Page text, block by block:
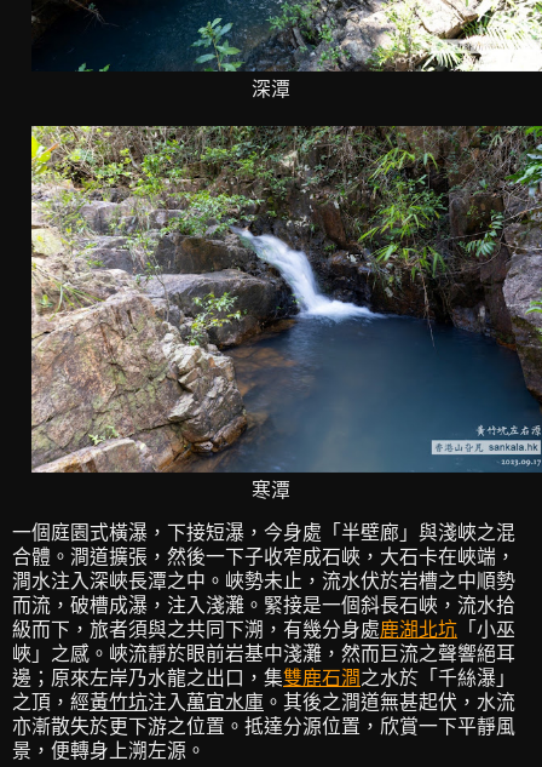
深潭
寒潭
一個庭園式橫瀑，下接短瀑，今身處「半壁廊」與淺峽之混
合體。澗道擴張，然後一下子收窄成石峽，大石卡在峽端，
澗水注入深峽長潭之中。峽勢未止，流水伏於岩槽之中順勢
而流，破槽成瀑，注入淺灘。緊接是一個斜長石峽，流水拾
級而下，旅者須與之共同下溯，有幾分身處鹿湖北坑 「小巫
峽」之感。峽流靜於眼前岩基中淺灘，然而巨流之聲響絕耳
邊；原來左岸乃水龍之出口，集雙鹿石澗之水於「千絲瀑」
之頂，經黃竹坑注入萬宜水庫 。其後之澗道無甚起伏，水流
亦漸散失於更下游之位置。抵達分源位置，欣賞一下平靜風
景，便轉身上溯左源。